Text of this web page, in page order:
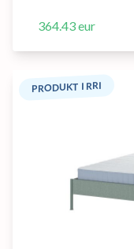
364.43 eur
PRODUKT I RRI